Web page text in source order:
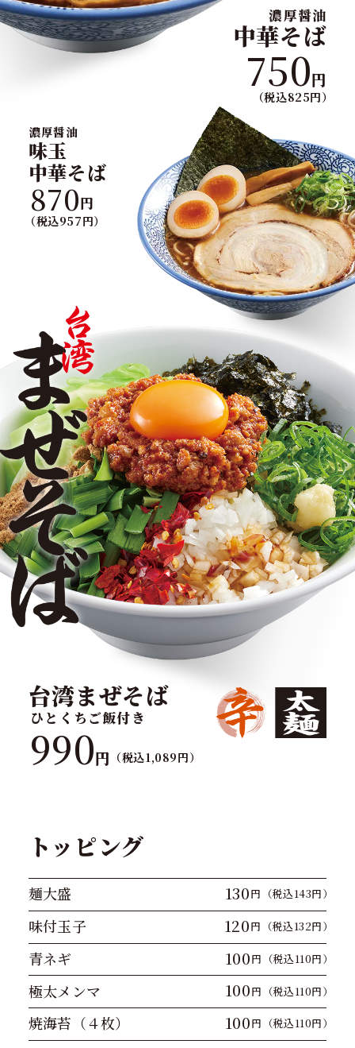
濃厚醤油
中華そば
750円
（税込825円）
濃厚醤油
味玉
中華そば
870円
（税込957円）
台湾まぜそば
ひとくちご飯付き
990円 （税込1,089円）
トッピング
麺大盛 130円（税込143円）
味付玉子 120円（税込132円）
青ネギ 100円（税込110円）
極太メンマ 100円（税込110円）
焼海苔（４枚） 100円（税込110円）